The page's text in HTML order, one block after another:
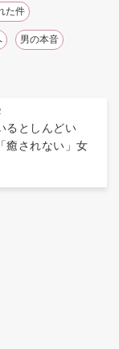
た件
男の本音
るとしんどい
癒されない」女